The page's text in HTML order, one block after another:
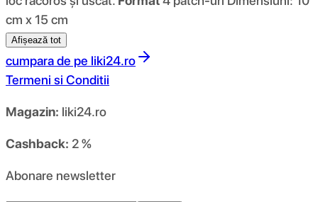
cm x 15 cm
Afișează tot
cumpara de pe liki24.ro
Termeni si Conditii
Magazin: liki24.ro
Cashback: 2 %
Abonare newsletter